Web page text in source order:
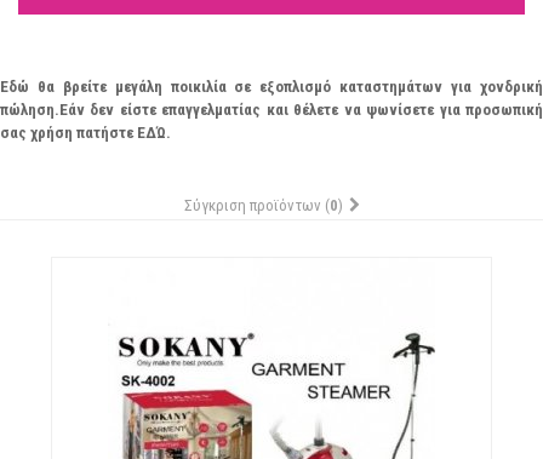
Εδώ θα βρείτε μεγάλη ποικιλία σε εξοπλισμό καταστημάτων για χονδρική
πώληση.Εάν δεν είστε επαγγελματίας και θέλετε να ψωνίσετε για προσωπική
σας χρήση πατήστε ΕΔΏ.
Σύγκριση προϊόντων (0)